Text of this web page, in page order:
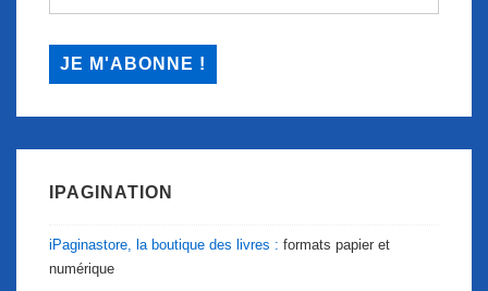
IPAGINATION
iPaginastore, la boutique des livres : formats papier et
numérique